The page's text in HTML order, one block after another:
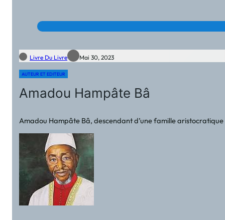
Livre Du Livre Mai 30, 2023
AUTEUR ET EDITEUR
Amadou Hampâte Bâ
Amadou Hampâte Bâ, descendant d’une famille aristocratique